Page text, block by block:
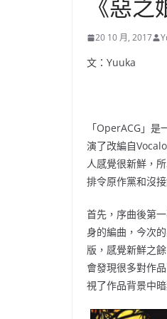
《惡
20 10 月, 2017
文： Yuuka
「OperACG」
演了改編自
人感覺很新鮮，
排令原作黨和沒
首先，序曲後第
身的編曲，今次
版，感覺新鮮之
會發現很多對作
視了作品背景中